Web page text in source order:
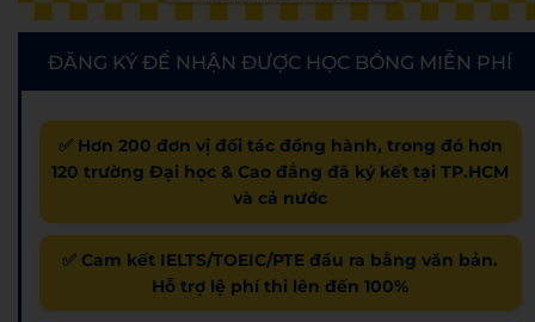
ĐĂNG KÝ ĐỂ NHẬN ĐƯỢC HỌC BỔNG MIỄN PHÍ
✅ Hơn 200 đơn vị đối tác đồng hành, trong đó hơn
120 trường Đại học & Cao đẳng đã ký kết tại TP.HCM
và cả nước
✅ Cam kết IELTS/TOEIC/PTE đầu ra bằng văn bản.
Hỗ trợ lệ phí thi lên đến 100%